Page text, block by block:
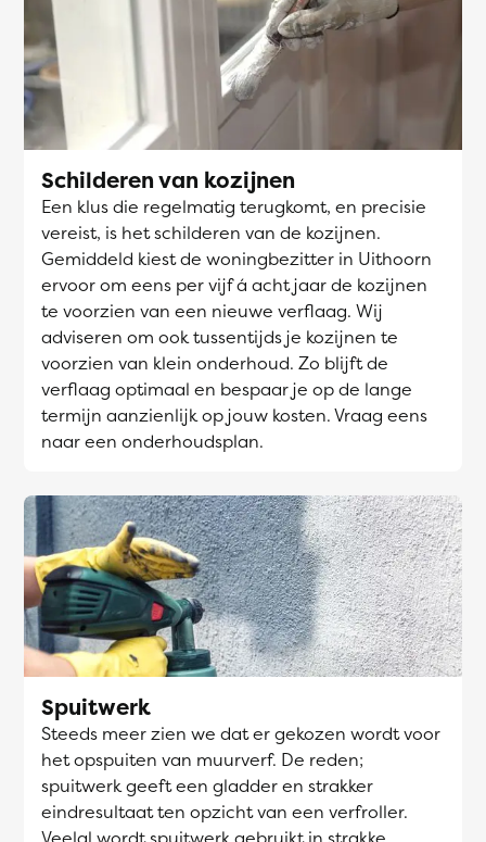
Schilderen van kozijnen
Een klus die regelmatig terugkomt, en precisie
vereist, is het schilderen van de kozijnen.
Gemiddeld kiest de woningbezitter in Uithoorn
ervoor om eens per vijf á acht jaar de kozijnen
te voorzien van een nieuwe verflaag. Wij
adviseren om ook tussentijds je kozijnen te
voorzien van klein onderhoud. Zo blijft de
verflaag optimaal en bespaar je op de lange
termijn aanzienlijk op jouw kosten. Vraag eens
naar een onderhoudsplan.
Spuitwerk
Steeds meer zien we dat er gekozen wordt voor
het opspuiten van muurverf. De reden;
spuitwerk geeft een gladder en strakker
eindresultaat ten opzicht van een verfroller.